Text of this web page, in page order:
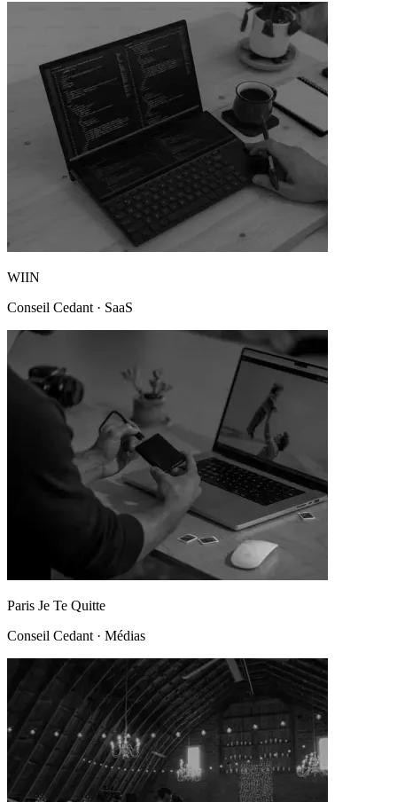
WIIN
Conseil Cedant· SaaS
Paris Je Te Quitte
Conseil Cedant· Médias